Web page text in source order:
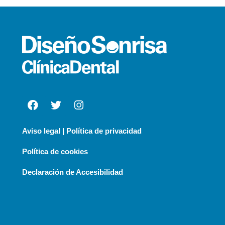
Aviso legal | Política de privacidad
Política de cookies
Declaración de Accesibilidad